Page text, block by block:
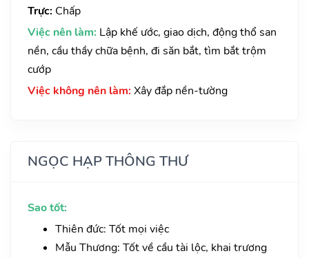
Trực: Chấp
Việc nên làm: Lập khế ước, giao dịch, động thổ san
nền, cầu thầy chữa bệnh, đi săn bắt, tìm bắt trộm
cướp
Việc không nên làm: Xây đắp nền-tường
NGỌC HẠP THÔNG THƯ
Sao tốt:
Thiên đức: Tốt mọi việc
Mẫu Thương: Tốt về cầu tài lộc, khai trương